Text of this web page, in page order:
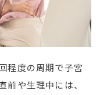
程度の周期で子宮
前や生理中には、